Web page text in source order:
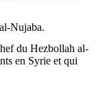
Nujaba.
du Hezbollah al-
en Syrie et qui